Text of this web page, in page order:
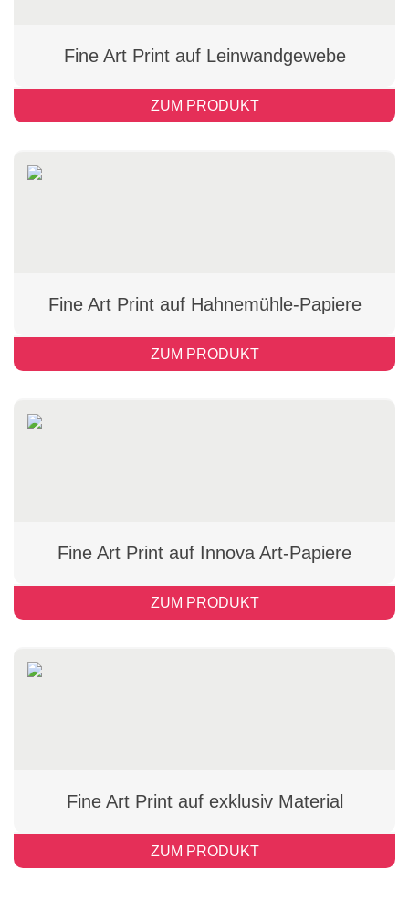
Fine Art Print auf Leinwandgewebe
ZUM PRODUKT
Fine Art Print auf Hahnemühle-Papiere
ZUM PRODUKT
Fine Art Print auf Innova Art-Papiere
ZUM PRODUKT
Fine Art Print auf exklusiv Material
ZUM PRODUKT